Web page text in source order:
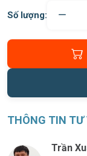
Số lượng:
THÔNG TIN TƯ
Trần